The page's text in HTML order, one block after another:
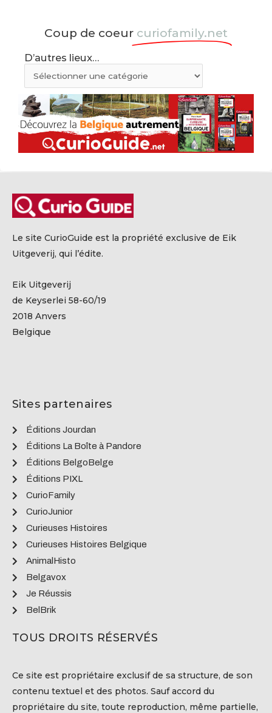
Coup de coeur curiofamily.net
D’autres lieux…
Le site CurioGuide est la propriété exclusive de Eik
Uitgeverij, qui l’édite.
Eik Uitgeverij
de Keyserlei 58-60/19
2018 Anvers
Belgique
Sites partenaires
Éditions Jourdan
Éditions La Boîte à Pandore
Éditions BelgoBelge
Éditions PIXL
CurioFamily
CurioJunior
Curieuses Histoires
Curieuses Histoires Belgique
AnimalHisto
Belgavox
Je Réussis
BelBrik
TOUS DROITS RÉSERVÉS
Ce site est propriétaire exclusif de sa structure, de son
contenu textuel et des photos. Sauf accord du
propriétaire du site, toute reproduction, même partielle,